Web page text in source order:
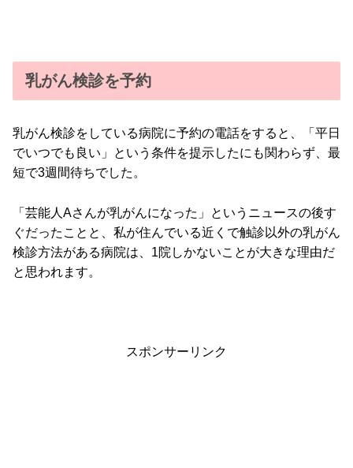
乳がん検診を予約
乳がん検診をしている病院に予約の電話をすると、「平日
でいつでも良い」という条件を提示したにも関わらず、最
短で3週間待ちでした。
「芸能人Aさんが乳がんになった」というニュースの後す
ぐだったことと、私が住んでいる近くで触診以外の乳がん
検診方法がある病院は、1院しかないことが大きな理由だ
と思われます。
スポンサーリンク